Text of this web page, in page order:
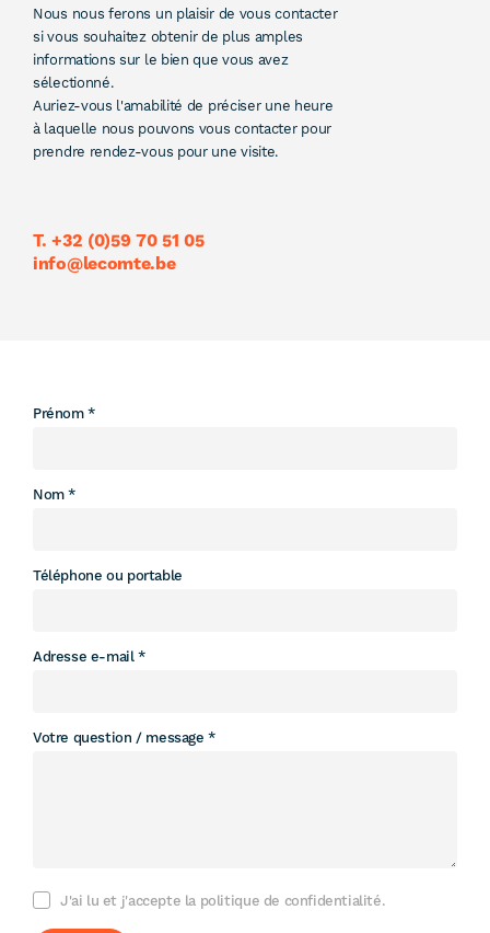
Nous nous ferons un plaisir de vous contacter
si vous souhaitez obtenir de plus amples
informations sur le bien que vous avez
sélectionné.
Auriez-vous l'amabilité de préciser une heure
à laquelle nous pouvons vous contacter pour
prendre rendez-vous pour une visite.
T. +32 (0)59 70 51 05
info@lecomte.be
Leave
Prénom
Nom
Téléphone ou portable
Adresse e-mail
Votre question / message
J'ai lu et j'accepte la politique de confidentialité.